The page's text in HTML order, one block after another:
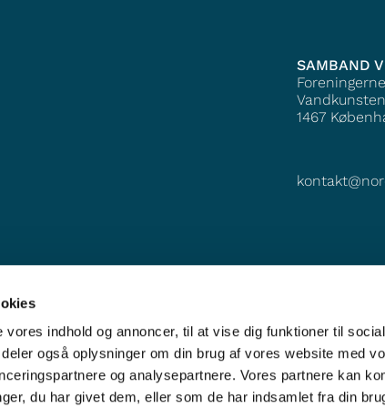
indhold og annoncer, til at vise dig funktioner til
også oplysninger om din brug af vores website med
og analysepartnere. Vores partnere kan
du har givet dem, eller som de har indsamlet fra din
SAMBAND
1467